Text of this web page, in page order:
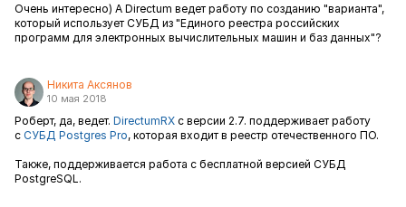
Очень интересно) А Directum ведет работу по созданию "варианта",
который использует СУБД из "Единого реестра российских
программ для электронных вычислительных машин и баз данных"?
Никита Аксянов
10 мая 2018
Роберт, да, ведет. DirectumRX с версии 2.7. поддерживает работу
с СУБД Postgres Pro, которая входит в реестр отечественного ПО.
Также, поддерживается работа с бесплатной версией СУБД
PostgreSQL.